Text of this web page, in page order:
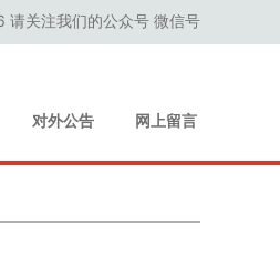
关注我们的公众号 微信号
对外公告 网上留言